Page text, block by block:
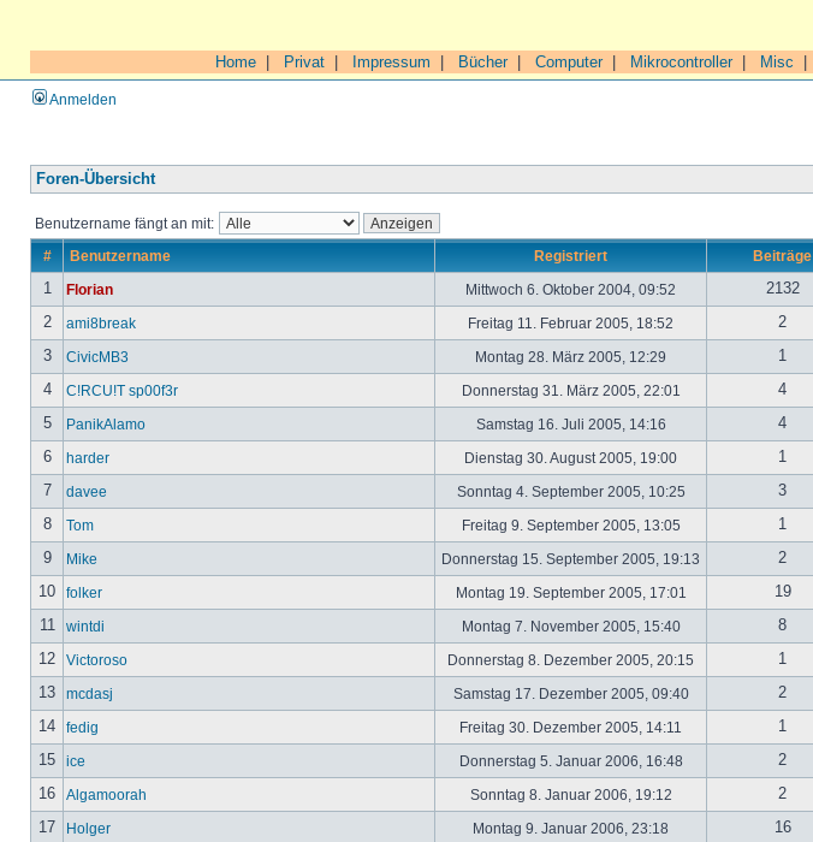
Home Privat Impressum Bücher| Computer| Mikrocontroller| Misc
Anmelden
Foren-Übersicht
Benutzername fängt an mit:
# Benutzername Registriert Beiträge
1 Florian Mittwoch 6. Oktober 2004, 09:52 2132
2
ami8break Freitag 11. Februar 2005, 18:52
2
3
CivicMB3 Montag 28. März 2005, 12:29
1
4
C!RCU!T sp00f3r Donnerstag 31. März 2005, 22:01
4
5
PanikAlamo Samstag 16. Juli 2005, 14:16
4
6
harder Dienstag 30. August 2005, 19:00
1
7
davee Sonntag 4. September 2005, 10:25
3
8
Tom Freitag 9. September 2005, 13:05
1
9
Mike Donnerstag 15. September 2005, 19:13
2
10
folker Montag 19. September 2005, 17:01
19
11
wintdi Montag 7. November 2005, 15:40
8
12
Victoroso Donnerstag 8. Dezember 2005, 20:15
1
13
mcdasj Samstag 17. Dezember 2005, 09:40
2
14
fedig Freitag 30. Dezember 2005, 14:11
1
15
ice Donnerstag 5. Januar 2006, 16:48
2
16
Algamoorah Sonntag 8. Januar 2006, 19:12
2
17
Holger Montag 9. Januar 2006, 23:18
16